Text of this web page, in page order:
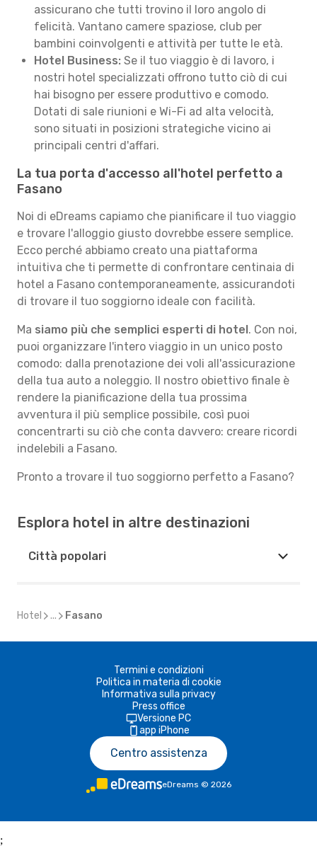
assicurano che tutti trovino il loro angolo di
felicità. Vantano camere spaziose, club per
bambini coinvolgenti e attività per tutte le età.
Hotel Business: Se il tuo viaggio è di lavoro, i
nostri hotel specializzati offrono tutto ciò di cui
hai bisogno per essere produttivo e comodo.
Dotati di sale riunioni e Wi-Fi ad alta velocità,
sono situati in posizioni strategiche vicino ai
principali centri d'affari.
La tua porta d'accesso all'hotel perfetto a
Fasano
Noi di eDreams capiamo che pianificare il tuo viaggio
e trovare l'alloggio giusto dovrebbe essere semplice.
Ecco perché abbiamo creato una piattaforma
intuitiva che ti permette di confrontare centinaia di
hotel a Fasano contemporaneamente, assicurandoti
di trovare il tuo soggiorno ideale con facilità.
Ma siamo più che semplici esperti di hotel. Con noi,
puoi organizzare l'intero viaggio in un unico posto
comodo: dalla prenotazione dei voli all'assicurazione
della tua auto a noleggio. Il nostro obiettivo finale è
rendere la pianificazione della tua prossima
avventura il più semplice possibile, così puoi
concentrarti su ciò che conta davvero: creare ricordi
indelebili a Fasano.
Pronto a trovare il tuo soggiorno perfetto a Fasano?
Esplora hotel in altre destinazioni
Città popolari
Hotel ... Fasano
Termini e condizioni
Politica in materia di cookie
Informativa sulla privacy
Press office
Versione PC
app iPhone
Centro assistenza
eDreams © 2026
;